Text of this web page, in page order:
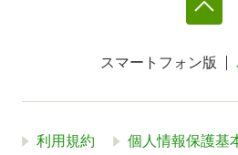
スマートフォン版
利用規約 個人情報保護基